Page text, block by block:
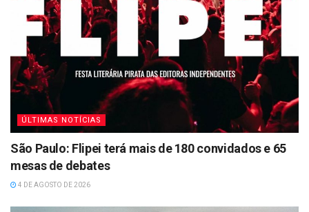
ÚLTIMAS NOTÍCIAS
São Paulo: Flipei terá mais de 180 convidados e 65
mesas de debates
4 DE AGOSTO DE 2026